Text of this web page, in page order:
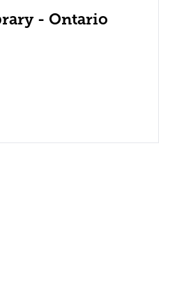
- Ontario